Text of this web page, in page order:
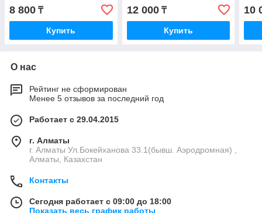
8 800 ₸
Купить
12 000₸
Купить
10
О нас
Рейтинг не сформирован
Менее 5 отзывов за последний год
Работает с 29.04.2015
г. Алматы
г. Алматы Ул.Бокейханова 33.1(бывш. Аэродромная) ,
Алматы, Казахстан
Контакты
Сегодня работает с 09:00 до 18:00
Показать весь график работы